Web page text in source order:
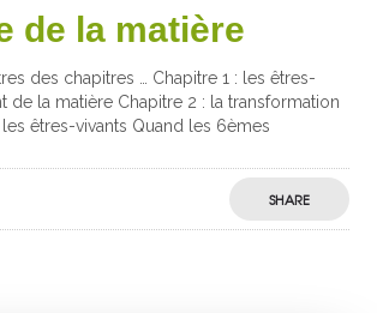
de la matière
des chapitres … Chapitre 1 : les êtres-
de la matière Chapitre 2 : la transformation
êtres-vivants Quand les 6èmes
SHARE